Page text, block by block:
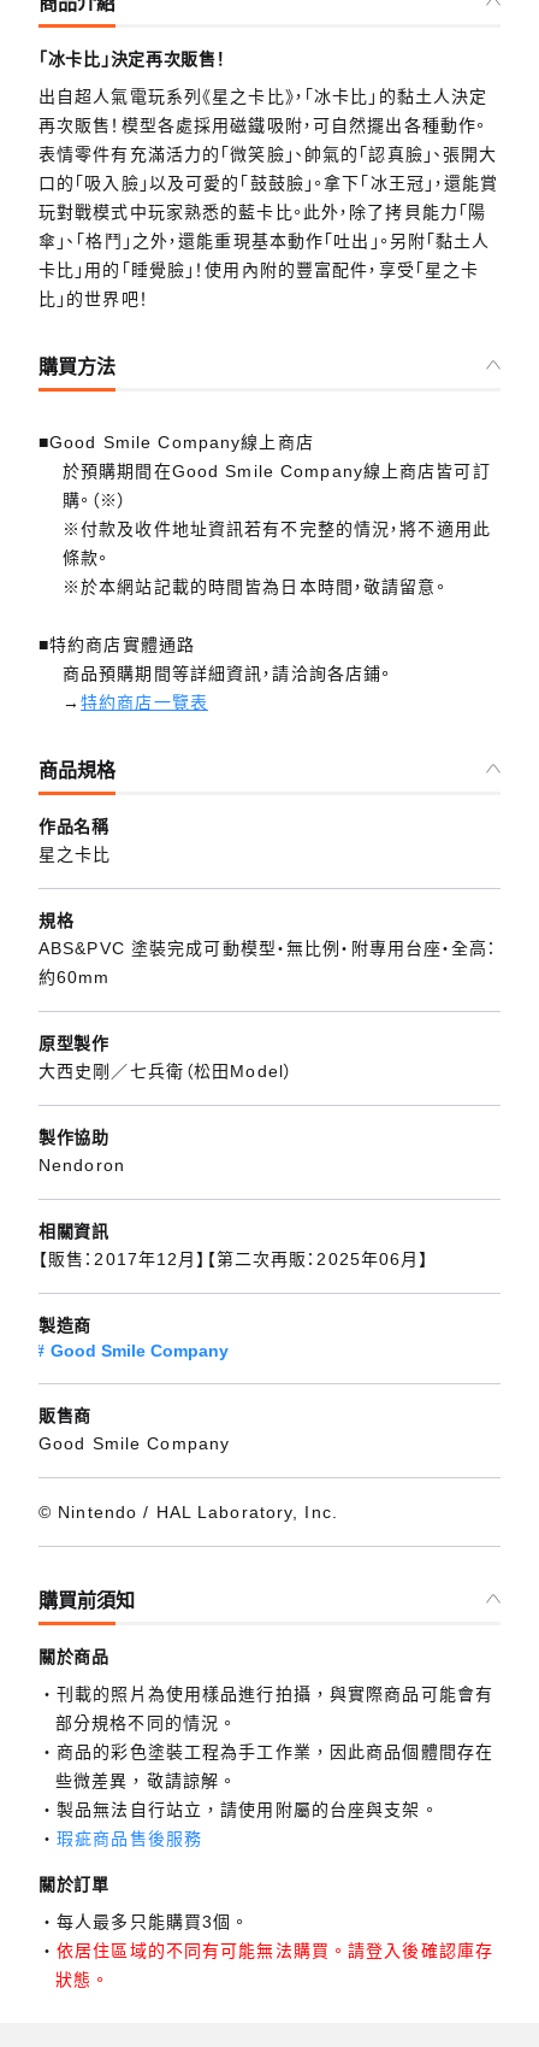
「冰卡比」決定再次販售！
出自超人氣電玩系列《星之卡比》，「冰卡比」的黏土人決定
再次販售！模型各處採用磁鐵吸附，可自然擺出各種動作。
表情零件有充滿活力的「微笑臉」、帥氣的「認真臉」、張開大
口的「吸入臉」以及可愛的「鼓鼓臉」。拿下「冰王冠」，還能賞
玩對戰模式中玩家熟悉的藍卡比。此外，除了拷貝能力「陽
傘」、「格鬥」之外，還能重現基本動作「吐出」。另附「黏土人
卡比」用的「睡覺臉」！使用內附的豐富配件，享受「星之卡
比」的世界吧！
購買方法
■Good Smile Company線上商店
於預購期間在Good Smile Company線上商店皆可訂
購。（※）
※付款及收件地址資訊若有不完整的情況，將不適用此
條款。
※於本網站記載的時間皆為日本時間，敬請留意。
■特約商店實體通路
商品預購期間等詳細資訊，請洽詢各店鋪。
→特約商店一覽表
商品規格
作品名稱
星之卡比
規格
ABS&PVC 塗裝完成可動模型・無比例・附專用台座・全高：
約60mm
原型製作
大西史剛／七兵衛（松田Model）
製作協助
Nendoron
相關資訊
【販售：2017年12月】【第二次再販：2025年06月】
製造商
Good Smile Company
販售商
Good Smile Company
© Nintendo / HAL Laboratory, Inc.
購買前須知
關於商品
刊載的照片為使用樣品進行拍攝，與實際商品可能會有
部分規格不同的情況。
商品的彩色塗裝工程為手工作業，因此商品個體間存在
些微差異，敬請諒解。
製品無法自行站立，請使用附屬的台座與支架。
瑕疵商品售後服務
關於訂單
每人最多只能購買3個。
依居住區域的不同有可能無法購買。請登入後確認庫存
狀態。